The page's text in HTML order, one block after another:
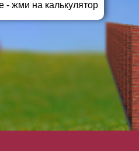
- жми на калькулятор